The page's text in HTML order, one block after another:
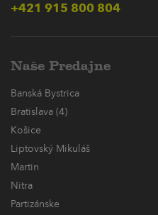
+421 915 800 804
Naše Predajne
Banská Bystrica
Bratislava (4)
Košice
Liptovský Mikuláš
Martin
Nitra
Partizánske